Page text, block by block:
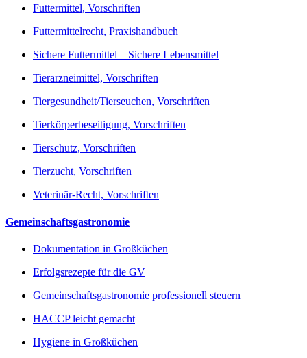
Futtermittel, Vorschriften
Futtermittelrecht, Praxishandbuch
Sichere Futtermittel – Sichere Lebensmittel
Tierarzneimittel, Vorschriften
Tiergesundheit/Tierseuchen, Vorschriften
Tierkörperbeseitigung, Vorschriften
Tierschutz, Vorschriften
Tierzucht, Vorschriften
Veterinär-Recht, Vorschriften
Gemeinschaftsgastronomie
Dokumentation in Großküchen
Erfolgsrezepte für die GV
Gemeinschaftsgastronomie professionell steuern
HACCP leicht gemacht
Hygiene in Großküchen